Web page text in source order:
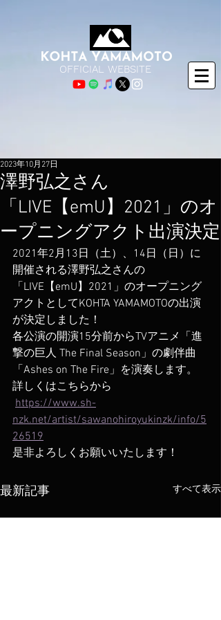
OFFICIAL WEBSITE
澤野弘之さん
「LIVE【emU】2021」のオ
ープニングアクト出演決定
2023年10月27日
2021年2月13日（土）、14日（日）に
開催される澤野弘之さんの
「LIVE【emU】2021」のオープニング
アクトとしてKOHTA YAMAMOTOの出演
が決定しました！
各公演の開演15分前からTVアニメ「進
撃の巨人 The Final Season」の劇伴曲
「Ashes on The Fire」を演奏します。
詳しくはこちらから
https://www.sh-
nzk.net/artist/sawanohiroyukinzk/info/5
26519
是非よろしくお願いいたします！
最新記事 すべて表示